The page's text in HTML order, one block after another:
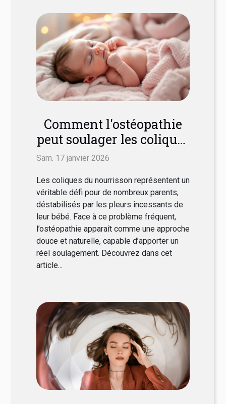
Comment l'ostéopathie
peut soulager les coliques
du nourrisson ?
Sam. 17 janvier 2026
Les coliques du nourrisson représentent un
véritable défi pour de nombreux parents,
déstabilisés par les pleurs incessants de
leur bébé. Face à ce problème fréquent,
l’ostéopathie apparaît comme une approche
douce et naturelle, capable d’apporter un
réel soulagement. Découvrez dans cet
article...